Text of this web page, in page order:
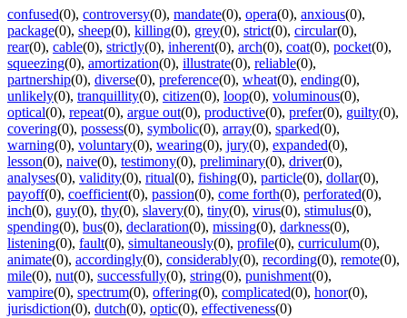
confused(0), controversy(0), mandate(0), opera(0), anxious(0),
package(0), sheep(0), killing(0), grey(0), strict(0), circular(0),
rear(0), cable(0), strictly(0), inherent(0), arch(0), coat(0), pocket(0),
squeezing(0), amortization(0), illustrate(0), reliable(0),
partnership(0), diverse(0), preference(0), wheat(0), ending(0),
unlikely(0), tranquillity(0), citizen(0), loop(0), voluminous(0),
optical(0), repeat(0), argue out(0), productive(0), prefer(0), guilty(0),
covering(0), possess(0), symbolic(0), array(0), sparked(0),
warning(0), voluntary(0), wearing(0), jury(0), expanded(0),
lesson(0), naive(0), testimony(0), preliminary(0), driver(0),
analyses(0), validity(0), ritual(0), fishing(0), particle(0), dollar(0),
payoff(0), coefficient(0), passion(0), come forth(0), perforated(0),
inch(0), guy(0), thy(0), slavery(0), tiny(0), virus(0), stimulus(0),
spending(0), bus(0), declaration(0), missing(0), darkness(0),
listening(0), fault(0), simultaneously(0), profile(0), curriculum(0),
animate(0), accordingly(0), considerably(0), recording(0), remote(0),
mile(0), nut(0), successfully(0), string(0), punishment(0),
vampire(0), spectrum(0), offering(0), complicated(0), honor(0),
jurisdiction(0), dutch(0), optic(0), effectiveness(0)